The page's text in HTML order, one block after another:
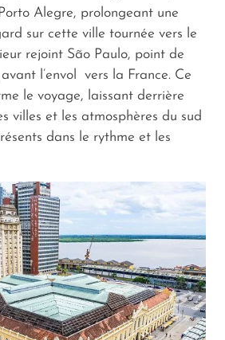
Alegre, prolongeant une
sur cette ville tournée vers le
rejoint São Paulo, point de
l’envol vers la France. Ce
le voyage, laissant derrière
villes et les atmosphères du sud
dans le rythme et les